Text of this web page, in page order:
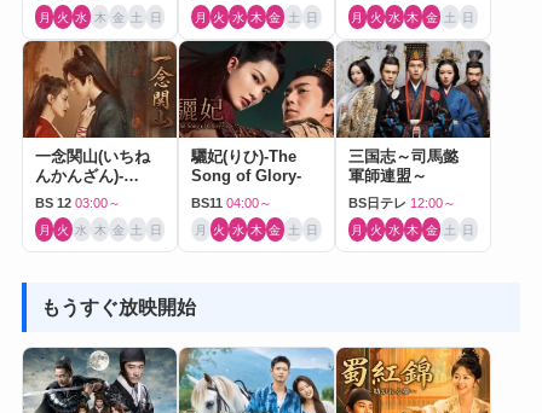
月 火 水 木 金 土 日 月 火 水 木 金 土 日 月 火 水 木 金 土 日
一念関山(いちね
んかんざん)-
Journey to Love-
BS 12 03:00～
月 火 水 木 金 土 日
驪妃(りひ)-The
Song of Glory-
BS11 04:00～
月 火 水 木 金 土 日
三国志～司馬懿
軍師連盟～
BS日テレ 12:00～
月 火 水 木 金 土 日
もうすぐ放映開始